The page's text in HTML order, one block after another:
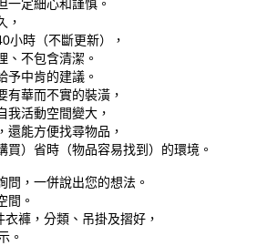
一定細心和謹慎。
，
小時（不斷更新），
、不包含清潔。
予中肯的建議。
有華而不實的裝潢，
我活動空間變大，
還能方便找尋物品，
買）省時（物品容易找到）的環境。
問，一併說出您的想法。
間。
褲，分類、吊掛及摺好，
。